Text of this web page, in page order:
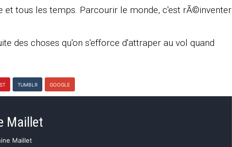
et tous les temps. Parcourir le monde, c'est rÃ©inventer
des choses qu'on s'efforce d'attraper au vol quand
TUMBLR GOOGLE
Maillet
Maillet